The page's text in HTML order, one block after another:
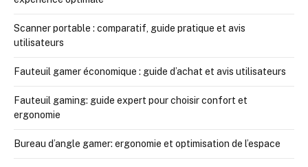
Scanner portable : comparatif, guide pratique et avis
utilisateurs
Fauteuil gamer économique : guide d’achat et avis utilisateurs
Fauteuil gaming: guide expert pour choisir confort et
ergonomie
Bureau d’angle gamer: ergonomie et optimisation de l’espace